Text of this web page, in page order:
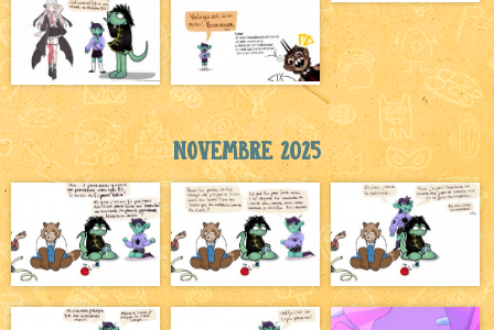
Novembre 2025